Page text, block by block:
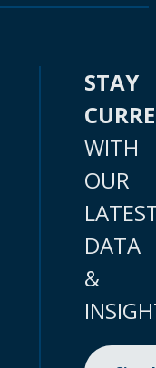
STAY
WITH
OUR
DATA
&